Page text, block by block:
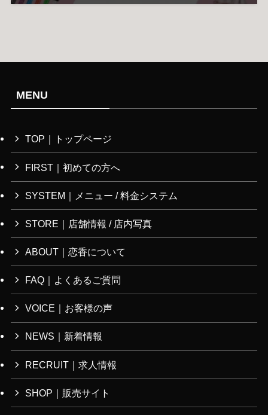
MENU
TOP｜トップページ
FIRST｜初めての方へ
SYSTEM｜メニュー / 料金システム
STORE｜店舗情報 / 店内写真
ABOUT｜恋香について
FAQ｜よくあるご質問
VOICE｜お客様の声
NEWS｜新着情報
RECRUIT｜求人情報
SHOP｜販売サイト